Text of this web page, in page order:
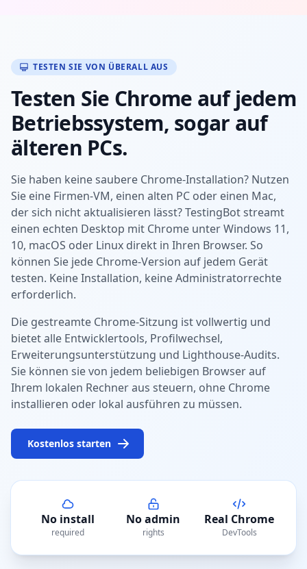
TESTEN SIE VON ÜBERALL AUS
Testen Sie Chrome auf jedem
Betriebssystem, sogar auf
älteren PCs.
Sie haben keine saubere Chrome-Installation? Nutzen
Sie eine Firmen-VM, einen alten PC oder einen Mac,
der sich nicht aktualisieren lässt? TestingBot streamt
einen echten Desktop mit Chrome unter Windows 11,
10, macOS oder Linux direkt in Ihren Browser. So
können Sie jede Chrome-Version auf jedem Gerät
testen. Keine Installation, keine Administratorrechte
erforderlich.
Die gestreamte Chrome-Sitzung ist vollwertig und
bietet alle Entwicklertools, Profilwechsel,
Erweiterungsunterstützung und Lighthouse-Audits.
Sie können sie von jedem beliebigen Browser auf
Ihrem lokalen Rechner aus steuern, ohne Chrome
installieren oder lokal ausführen zu müssen.
Kostenlos starten
No install
required
No admin
rights
Real Chrome
DevTools